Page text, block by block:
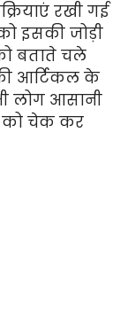
रखी गई
इसकी जोड़ी
बताते चले
आर्टिकल के
लोग आसानी
को चेक कर